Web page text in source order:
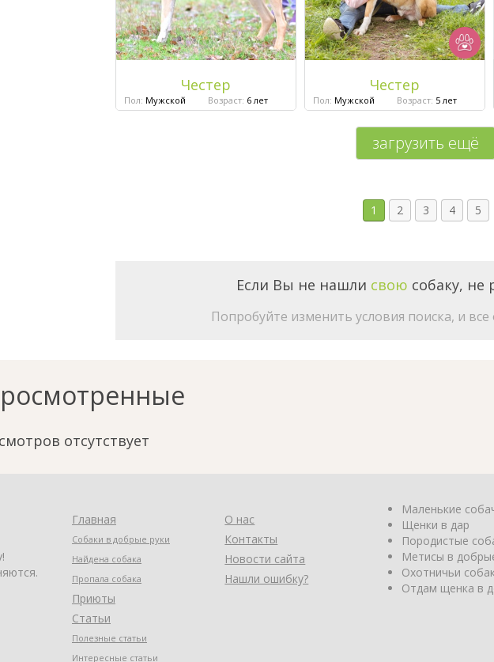
Честер
Пол: Мужской Возраст: 6 лет
Честер
Пол: Мужской Возраст: 5 лет
загрузить ещё
1 2 3 4 5
Если Вы не нашли свою собаку, не
Попробуйте изменить условия поиска, и все
отсутствует
Главная
Собаки в добрые руки
Найдена собака
Пропала собака
Приюты
Статьи
Полезные статьи
Интересные статьи
О нас
Контакты
Новости сайта
Нашли ошибку?
Маленькие
Щенки в дар
Породистые
Метисы в
Охотничьи
Отдам щенка в